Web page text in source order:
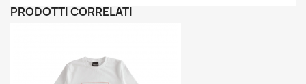
PRODOTTI CORRELATI